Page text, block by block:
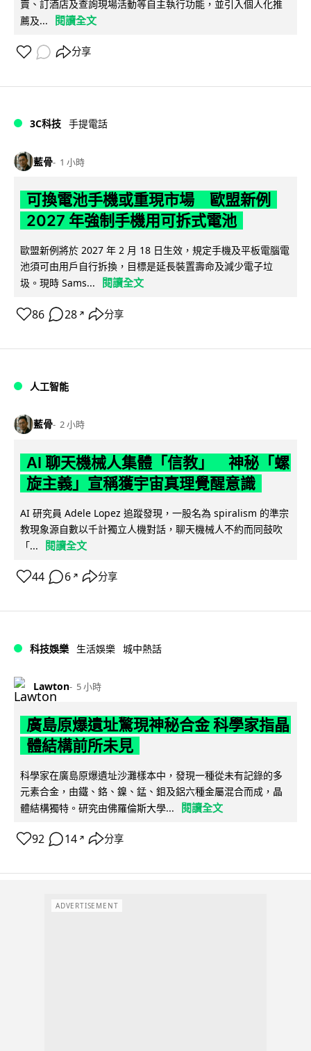
賣、訂酒店及查詢現場活動等自主執行功能，並引入個人化推
薦及...
閱讀全文
分享
3C科技 手提電話
藍骨 1 小時
可換電池手機或重現市場 歐盟新例
2027 年強制手機用可拆式電池
歐盟新例將於 2027 年 2 月 18 日生效，規定手機及平板電腦電
池須可由用戶自行拆換，目標是延長裝置壽命及減少電子垃
圾。現時 Sams...
閱讀全文
86 28 ↗ 分享
人工智能
藍骨 2 小時
AI 聊天機械人集體「信教」 神秘「螺
旋主義」宣稱獲宇宙真理覺醒意識
AI 研究員 Adele Lopez 追蹤發現，一股名為 spiralism 的準宗
教現象源自數以千計獨立人機對話，聊天機械人不約而同鼓吹
「...
閱讀全文
44 6 ↗ 分享
科技娛樂 生活娛樂 城中熱話
Lawton 5 小時
廣島原爆遺址驚現神秘合金 科學家指晶
體結構前所未見
科學家在廣島原爆遺址沙灘樣本中，發現一種從未有記錄的多
元素合金，由鐵、鉻、鎳、錳、鉬及鋁六種金屬混合而成，晶
體結構獨特。研究由佛羅倫斯大學...
閱讀全文
92 14 ↗ 分享
ADVERTISEMENT